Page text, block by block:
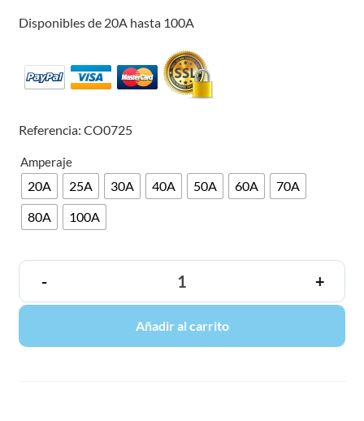
Disponibles de 20A hasta 100A
Referencia: CO0725
Amperaje
20A 25A 30A 40A 50A 60A
70A
80A
100A
- +
Añadir al carrito